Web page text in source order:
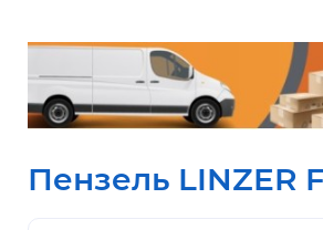
Пензель LINZER